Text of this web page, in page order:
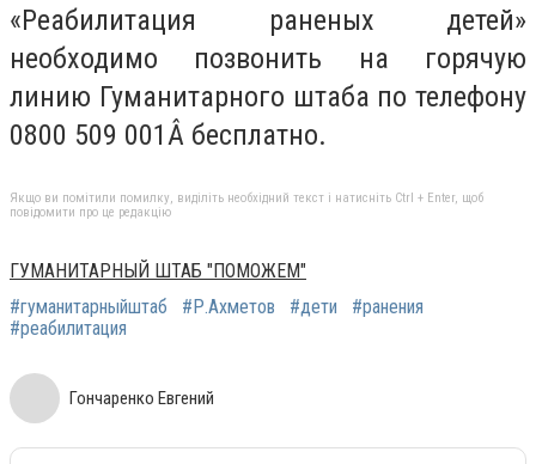
«Реабилитация раненых детей»
необходимо позвонить на горячую
линию Гуманитарного штаба по телефону
0800 509 001Â бесплатно.
Якщо ви помітили помилку, виділіть необхідний текст і натисніть Ctrl + Enter, щоб
повідомити про це редакцію
ГУМАНИТАРНЫЙ ШТАБ "ПОМОЖЕМ"
#гуманитарныйштаб
#Р.Ахметов #дети
#ранения
#реабилитация
Гончаренко Евгений